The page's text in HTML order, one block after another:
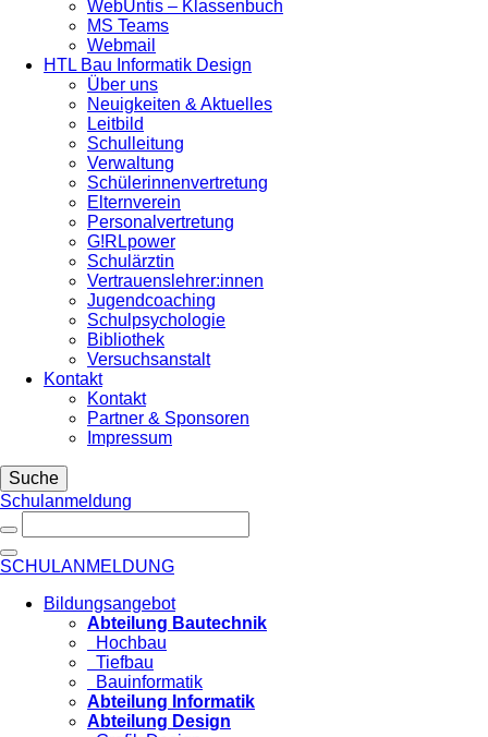
WebUntis – Klassenbuch
MS Teams
Webmail
HTL Bau Informatik Design
Über uns
Neuigkeiten & Aktuelles
Leitbild
Schulleitung
Verwaltung
Schülerinnenvertretung
Elternverein
Personalvertretung
G!RLpower
Schulärztin
Vertrauenslehrer:innen
Jugendcoaching
Schulpsychologie
Bibliothek
Versuchsanstalt
Kontakt
Kontakt
Partner & Sponsoren
Impressum
Suche
Schulanmeldung
SCHULANMELDUNG
Bildungsangebot
Abteilung Bautechnik
Hochbau
Tiefbau
Bauinformatik
Abteilung Informatik
Abteilung Design